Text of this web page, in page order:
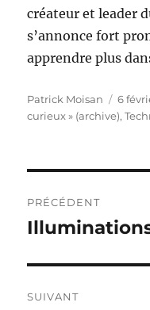
créateur et leader
s’annonce fort
apprendre plus
Auteur
Patrick Moisan
le
6
curieux » (archive),
de
PRÉCÉDENT
Publication
SUIVANT